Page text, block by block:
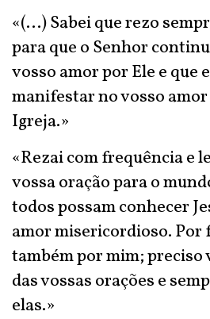
«(...) Sabei que rezo
para que o Senhor
vosso amor por Ele e que
manifestar no vosso
Igreja.»
«Rezai com frequência e
vossa oração para o
todos possam conhecer
amor misericordioso. Por
também por mim;
das vossas orações e
elas.»